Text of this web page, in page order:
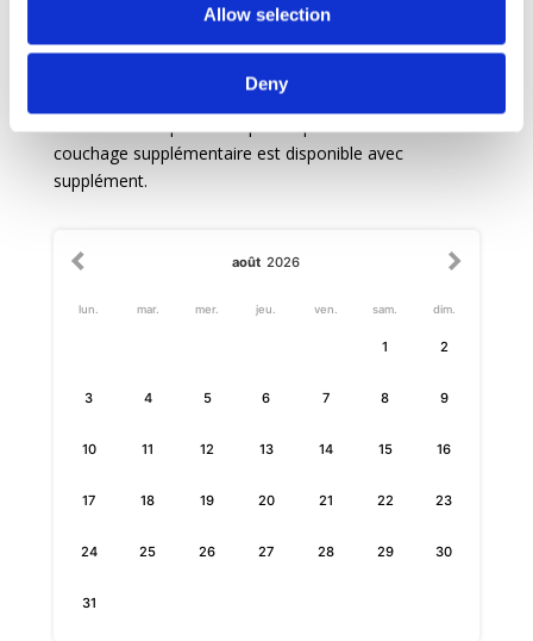
Allow selection
Deny
Disponibilités & Tarifs
couchage supplémentaire est disponible avec
supplément.
août 2026
lun. mar. mer. jeu. ven. sam. dim.
1 2
3 4 5 6 7 8 9
10 11 12 13 14 15 16
17 18 19 20 21 22 23
24 25 26 27 28 29 30
31